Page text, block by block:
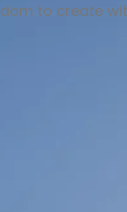
to create